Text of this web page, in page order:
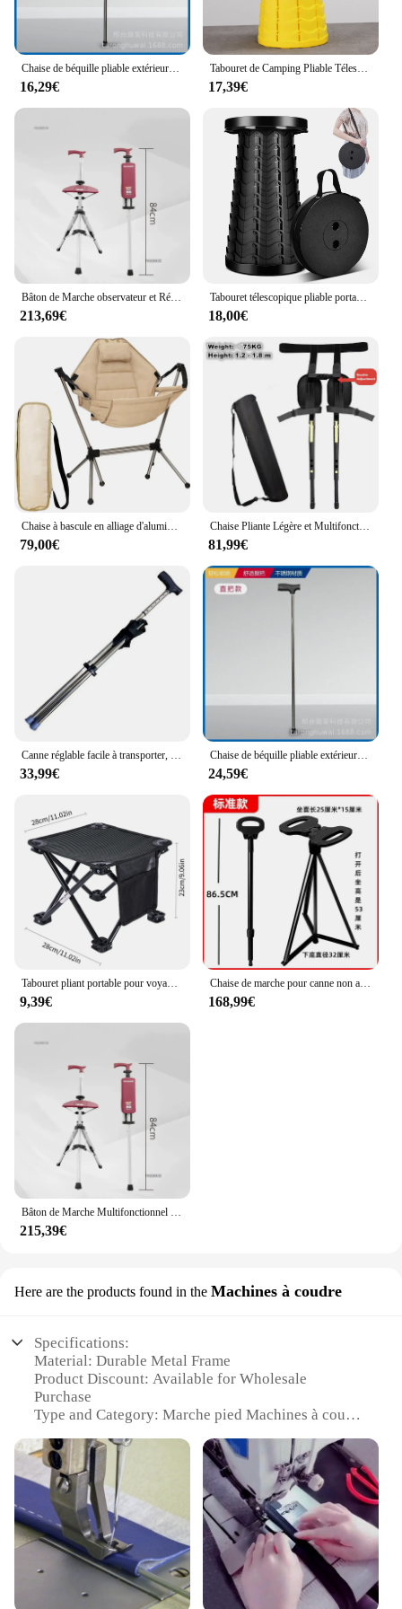
16,29€
Tabouret de Camping Pliable Télescopique, Chaise Portable, Simple et Rétractable
17,39€
213,69€
Tabouret télescopique pliable portable, tabouret pliable robuste, capacité de charge de 400, tabouret de camping rétractable artériel pour la randonnée
18,00€
79,00€
Chaise Pliante Légère et Multifonctionnelle pour Voyage et Pêche, Tabouret Existant, Portable, Extérieur
81,99€
33,99€
Chaise de béquille pliable extérieure, tabouret de béquille d'aide à la marche, canne d'alpinisme légère, vente en gros
24,59€
Tabouret pliant portable pour voyage en plein air, chaise pliable, marche, randonnée, pêche, plage, camping
9,39€
Chaise de marche pour canne non ald-canne pliante en titane, banc de béquille avec tabouret pour le titane peut s'asseoir légèrement.
168,99€
Bâton de Marche Multifonctionnel Rétractable observateur, Tabouret de Béquille avec Siège, Chaise K
215,39€
Here are the products found in the Machines à coudre
Specifications:
Material: Durable Metal Frame
Product Discount: Available for Wholesale
Purchase
Type and Category: Marche pied Machines à coudre
Usage and Purpose: Ideal for Sewing Professionals
and Hobbyists
Typical Adaptive Scenario: Home, Office,
Workshop
Shape or Size or Weight or Quantity: Compact and
Portable Design
Performance and Property: Efficient Stitching with
Precision